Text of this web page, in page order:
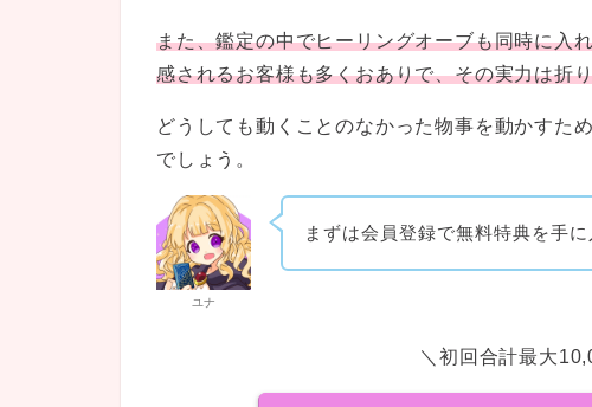
また、鑑定の中でヒーリングオーブも同時に入
感されるお客様も多くおありで、その実力は折
どうしても動くことのなかった物事を動かすた
でしょう。
ユナ
まずは会員登録で無料特典を手に
＼初回合計最大